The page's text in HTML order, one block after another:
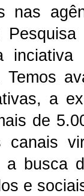
nas
inciativa
Temos
a
de
canais
a busca
e